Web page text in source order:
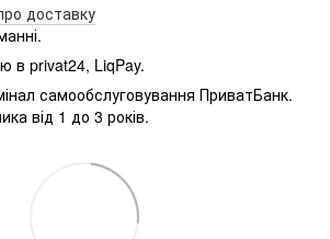
доставку
в privat24, LiqPay.
самообслуговування ПриватБанк.
від 1 до 3 років.